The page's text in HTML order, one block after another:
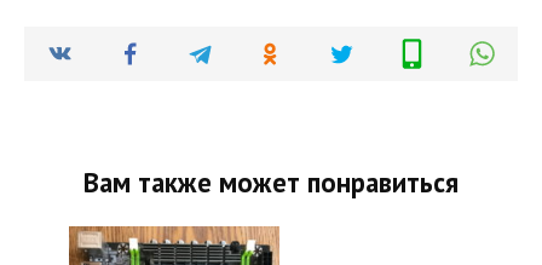
Вам также может понравиться